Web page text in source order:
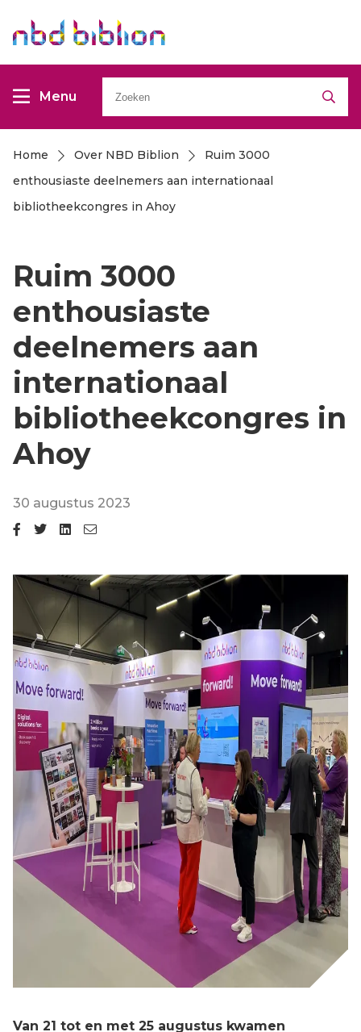
en
naar
de
en
naar
de
Menu
Kruimelpad
Home Over NBD Biblion
Ruim 3000
enthousiaste deelnemers aan internationaal
bibliotheekcongres in Ahoy
Ruim 3000
enthousiaste
deelnemers aan
internationaal
bibliotheekcongres in
Ahoy
30 augustus 2023
Van 21 tot en met 25 augustus kwamen